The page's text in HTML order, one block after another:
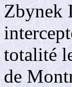
Zbynek
totalité
de